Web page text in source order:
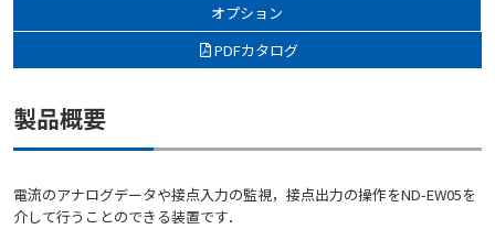
オプション
PDFカタログ
製品概要
電流のアナログデータや接点入力の監視，接点出力の操作をND-EW05を
介して行うことのできる装置です．